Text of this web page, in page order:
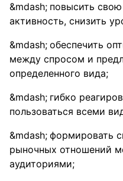
повысить
активность, снизить
обеспечить
между спросом и
определенного вида;
гибко
пользоваться всеми
формировать
рыночных отношений
аудиториями;